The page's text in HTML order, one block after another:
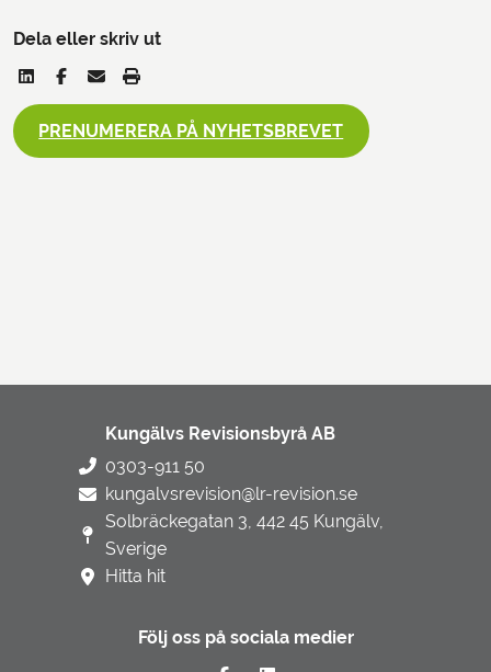
Dela eller skriv ut
PRENUMERERA PÅ NYHETSBREVET
Kungälvs Revisionsbyrå AB
0303-911 50
kungalvsrevision@lr-revision.se
Solbräckegatan 3, 442 45 Kungälv,
Sverige
Hitta hit
Följ oss på sociala medier